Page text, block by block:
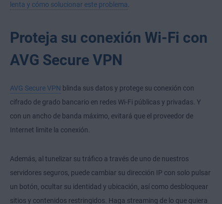
lenta y cómo solucionar este problema.
Proteja su conexión Wi-Fi con
AVG Secure VPN
AVG Secure VPN blinda sus datos y protege su conexión con
cifrado de grado bancario en redes Wi-Fi públicas y privadas. Y
con un ancho de banda máximo, evitará que el proveedor de
Internet limite la conexión.
Además, al tunelizar su tráfico a través de uno de nuestros
servidores seguros, puede cambiar su dirección IP con solo pulsar
un botón, ocultar su identidad y ubicación, así como desbloquear
sitios y contenidos restringidos. Haga streaming de lo que quiera